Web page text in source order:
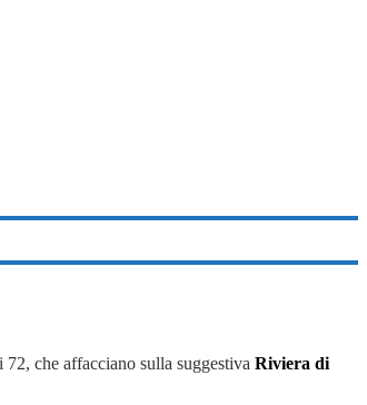
che affacciano sulla suggestiva Riviera di